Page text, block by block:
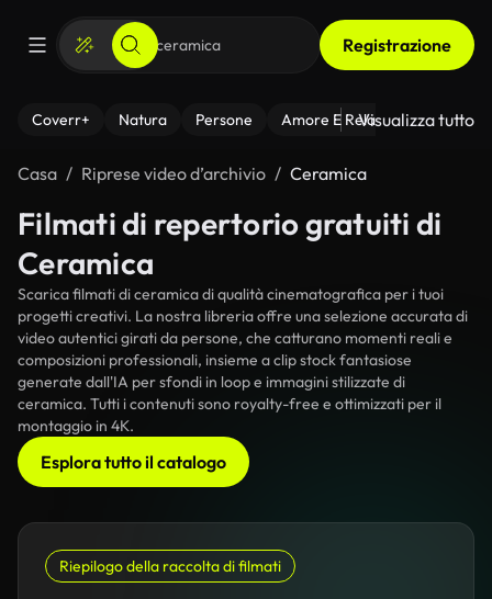
Registrazione
Coverr+ Natura Persone Amore E Relazioni Il
Visualizza tutto
Casa Riprese video d’archivio Ceramica
Filmati di repertorio gratuiti di
Ceramica
Scarica filmati di ceramica di qualità cinematografica per i tuoi
progetti creativi. La nostra libreria offre una selezione accurata di
video autentici girati da persone, che catturano momenti reali e
composizioni professionali, insieme a clip stock fantasiose
generate dall'IA per sfondi in loop e immagini stilizzate di
ceramica. Tutti i contenuti sono royalty-free e ottimizzati per il
montaggio in 4K.
Esplora tutto il catalogo
Riepilogo della raccolta di filmati